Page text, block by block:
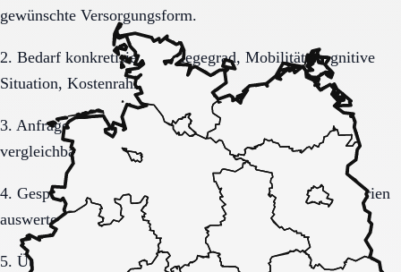
gewünschte Versorgungsform.
2. Bedarf konkretisieren: Pflegegrad, Mobilität, kognitive
Situation, Kostenrahmen.
3. Anfrage sauber formulieren, damit Rückmeldungen
vergleichbar bleiben.
4. Gespräche und Besichtigungen mit festen Muss-Kriterien
auswerten.
5. Übergang, Kommunikation und Kosten vor der